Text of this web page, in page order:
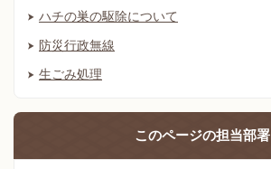
ハチの巣の駆除について
防災行政無線
生ごみ処理
このページの担当部署